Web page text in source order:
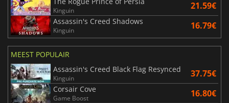
Kinguin 21.59€
Assassin's Creed Shadows
Kinguin 16.79€
MEEST POPULAIR
Assassin's Creed Black Flag Resynced
Kinguin 37.75€
Corsair Cove
Game Boost 16.80€